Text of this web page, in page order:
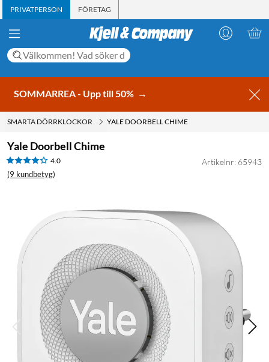
PRIVATPERSON FÖRETAG
SOMMARREA - Upp till 50% →
SMARTA DÖRRKLOCKOR YALE DOORBELL CHIME
Yale Doorbell Chime
4.0
(9 kundbetyg)
Artikelnr: 65943